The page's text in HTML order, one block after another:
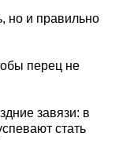
но и правильно
перец не
завязи: в
стать